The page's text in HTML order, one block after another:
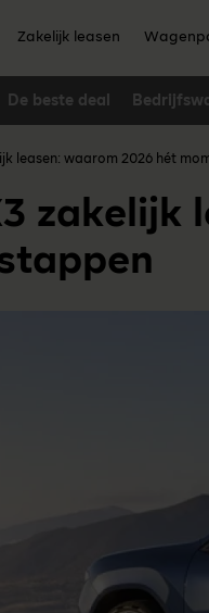
Zakelijk leasen
De beste deal
leasen: waarom 2026 hét
zakelijk